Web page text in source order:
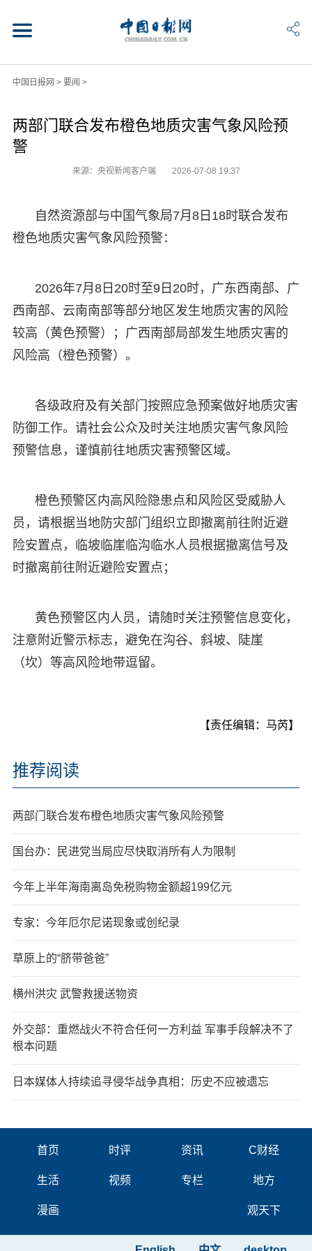
中国日报网 > 要闻 >
两部门联合发布橙色地质灾害气象风险预
警
来源：央视新闻客户端 2026-07-08 19:37
自然资源部与中国气象局7月8日18时联合发布
橙色地质灾害气象风险预警：
2026年7月8日20时至9日20时，广东西南部、广
西南部、云南南部等部分地区发生地质灾害的风险
较高（黄色预警）；广西南部局部发生地质灾害的
风险高（橙色预警）。
各级政府及有关部门按照应急预案做好地质灾害
防御工作。请社会公众及时关注地质灾害气象风险
预警信息，谨慎前往地质灾害预警区域。
橙色预警区内高风险隐患点和风险区受威胁人
员，请根据当地防灾部门组织立即撤离前往附近避
险安置点，临坡临崖临沟临水人员根据撤离信号及
时撤离前往附近避险安置点；
黄色预警区内人员，请随时关注预警信息变化，
注意附近警示标志，避免在沟谷、斜坡、陡崖
（坎）等高风险地带逗留。
【责任编辑：马芮】
推荐阅读
两部门联合发布橙色地质灾害气象风险预警
国台办：民进党当局应尽快取消所有人为限制
今年上半年海南离岛免税购物金额超199亿元
专家：今年厄尔尼诺现象或创纪录
草原上的“脐带爸爸”
横州洪灾 武警救援送物资
外交部：重燃战火不符合任何一方利益 军事手段解决不了
根本问题
日本媒体人持续追寻侵华战争真相：历史不应被遗忘
首页 时评 资讯 C财经
生活 视频 专栏 地方
漫画 观天下